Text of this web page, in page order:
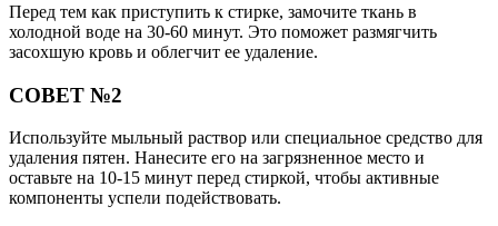
Перед тем как приступить к стирке, замочите ткань в
холодной воде на 30-60 минут. Это поможет размягчить
засохшую кровь и облегчит ее удаление.
СОВЕТ №2
Используйте мыльный раствор или специальное средство для
удаления пятен. Нанесите его на загрязненное место и
оставьте на 10-15 минут перед стиркой, чтобы активные
компоненты успели подействовать.